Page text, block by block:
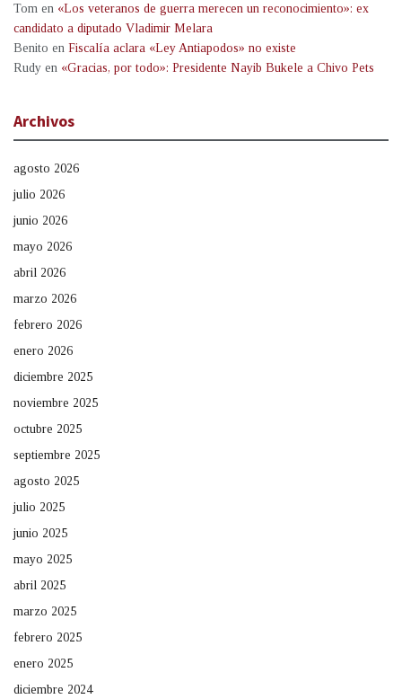
Tom en «Los veteranos de guerra merecen un reconocimiento»: ex
candidato a diputado Vladimir Melara
Benito en Fiscalía aclara «Ley Antiapodos» no existe
Rudy en «Gracias, por todo»: Presidente Nayib Bukele a Chivo Pets
Archivos
agosto 2026
julio 2026
junio 2026
mayo 2026
abril 2026
marzo 2026
febrero 2026
enero 2026
diciembre 2025
noviembre 2025
octubre 2025
septiembre 2025
agosto 2025
julio 2025
junio 2025
mayo 2025
abril 2025
marzo 2025
febrero 2025
enero 2025
diciembre 2024